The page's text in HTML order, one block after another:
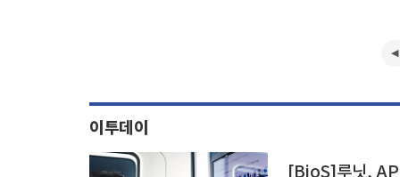
이투데이
[BioS]루닛,